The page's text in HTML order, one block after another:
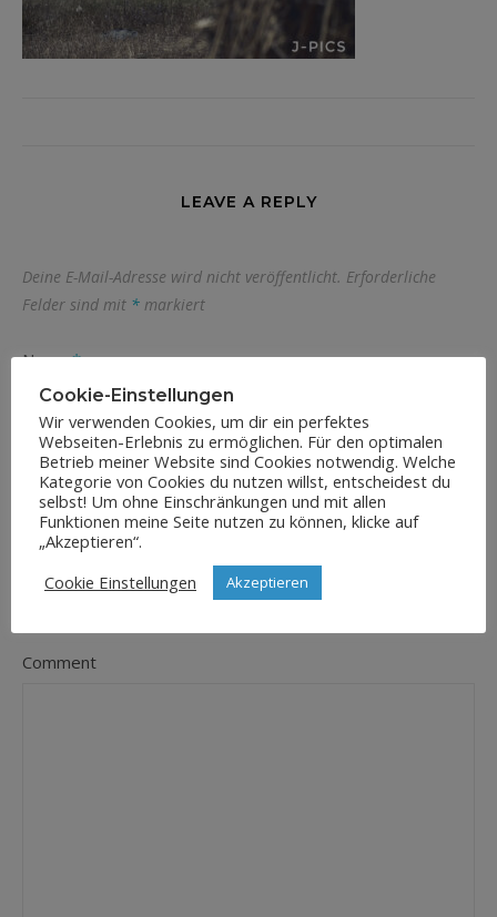
LEAVE A REPLY
Deine E-Mail-Adresse wird nicht veröffentlicht. Erforderliche
Felder sind mit * markiert
Name*
E-Mail-Adresse*
Comment
Cookie-Einstellungen
Wir verwenden Cookies, um dir ein perfektes
Webseiten-Erlebnis zu ermöglichen. Für den optimalen
Betrieb meiner Website sind Cookies notwendig. Welche
Kategorie von Cookies du nutzen willst, entscheidest du
selbst! Um ohne Einschränkungen und mit allen
Funktionen meine Seite nutzen zu können, klicke auf
„Akzeptieren“.
Cookie Einstellungen
Akzeptieren